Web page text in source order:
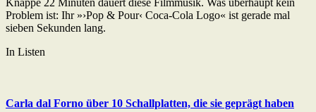
Problem ist: Ihr »›Pop & Pour‹ Coca-Cola Logo« ist gerade mal
sieben Sekunden lang.
In Listen
Carla dal Forno über 10 Schallplatten, die sie geprägt haben